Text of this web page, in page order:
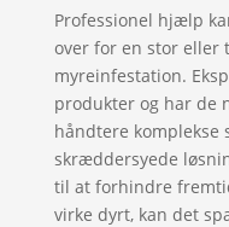
Professionel hjælp
over for en stor eller
myreinfestation.
produkter og har de
håndtere komplekse
skræddersyede
til at forhindre
virke dyrt, kan det